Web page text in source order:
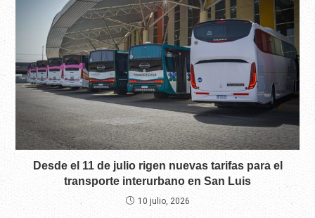
Desde el 11 de julio rigen nuevas tarifas para el
transporte interurbano en San Luis
10 julio, 2026